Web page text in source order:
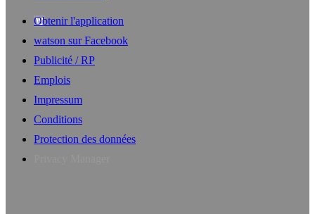
Obtenir l'application
watson sur Facebook
Publicité / RP
Emplois
Impressum
Conditions
Protection des données